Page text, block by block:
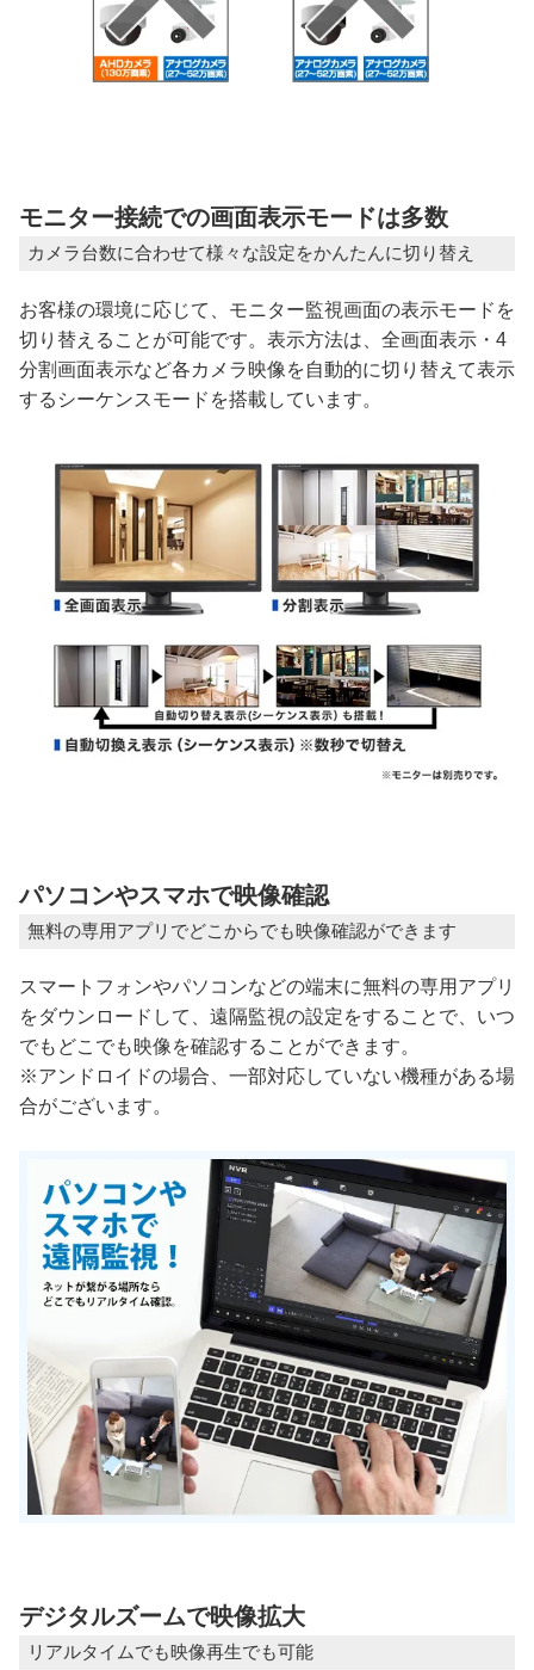
モニター接続での画面表示モードは多数
カメラ台数に合わせて様々な設定をかんたんに切り替え
お客様の環境に応じて、モニター監視画面の表示モードを
切り替えることが可能です。表示方法は、全画面表示・4
分割画面表示など各カメラ映像を自動的に切り替えて表示
するシーケンスモードを搭載しています。
パソコンやスマホで映像確認
無料の専用アプリでどこからでも映像確認ができます
スマートフォンやパソコンなどの端末に無料の専用アプリ
をダウンロードして、遠隔監視の設定をすることで、いつ
でもどこでも映像を確認することができます。
※アンドロイドの場合、一部対応していない機種がある場
合がございます。
デジタルズームで映像拡大
リアルタイムでも映像再生でも可能